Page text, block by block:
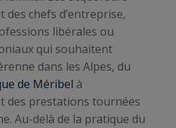
chefs d’entreprise,
libérales ou
qui souhaitent
dans les Alpes, du
de Méribel à
des prestations tournées
Au-delà de la pratique du